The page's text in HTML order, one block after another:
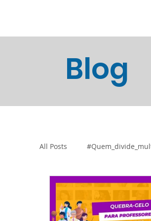
Blog
All Posts
Tecnologia e Inovação